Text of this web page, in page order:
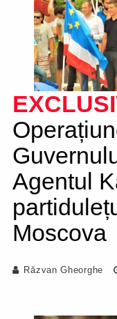
Agentul
Moscova
Răzvan Gheorghe